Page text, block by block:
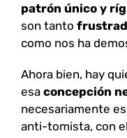
patrón único y
son tanto
como nos ha
Ahora bien, hay
esa concepción
necesariamente
anti-tomista, con el